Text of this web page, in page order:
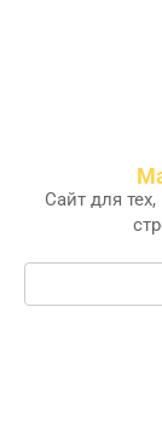
Сайт для
Поиск: